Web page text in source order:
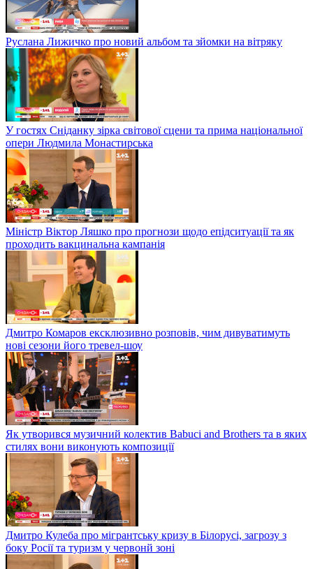
Руслана Лижичко про новий альбом та зйомки на вітряку
У гостях Сніданку зірка світової сцени та прима національної
опери Людмила Монастирська
Міністр Віктор Ляшко про прогнози щодо епідситуації та як
проходить вакцинальна кампанія
Дмитро Комаров ексклюзивно розповів, чим дивуватимуть
нові сезони його тревел-шоу
Як утворився музичний колектив Babuci and Brothers та в яких
стилях вони виконують композиції
Дмитро Кулеба про мігрантську кризу в Білорусі, загрозу з
боку Росії та туризм у червонй зоні